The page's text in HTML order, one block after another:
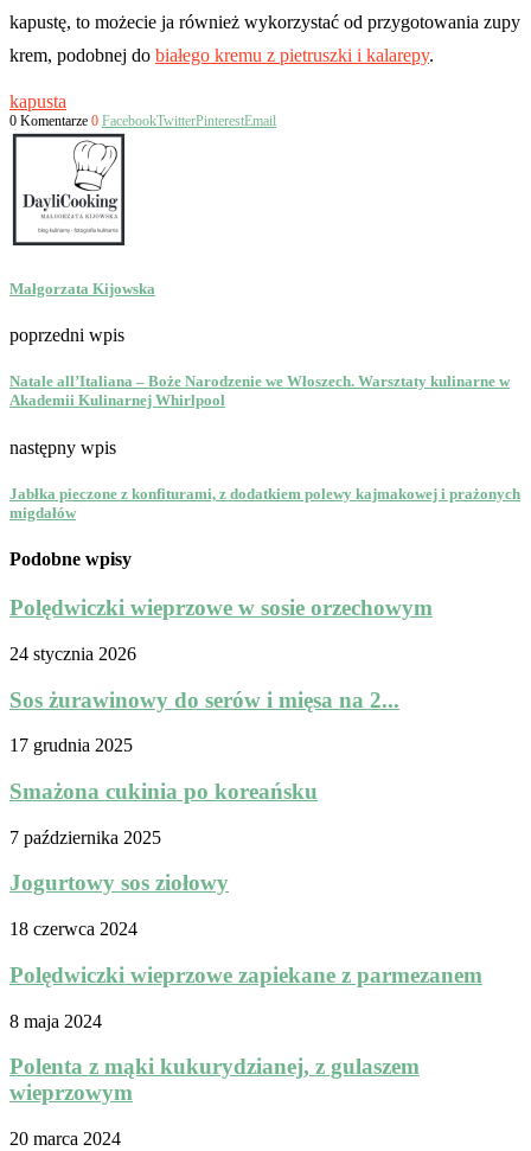
kapustę, to możecie ja również wykorzystać od przygotowania zupy
krem, podobnej do białego kremu z pietruszki i kalarepy.
kapusta
0 Komentarze 0 FacebookTwitterPinterestEmail
Małgorzata Kijowska
poprzedni wpis
Natale all’Italiana – Boże Narodzenie we Włoszech. Warsztaty kulinarne w
Akademii Kulinarnej Whirlpool
następny wpis
Jabłka pieczone z konfiturami, z dodatkiem polewy kajmakowej i prażonych
migdałów
Podobne wpisy
Polędwiczki wieprzowe w sosie orzechowym
24 stycznia 2026
Sos żurawinowy do serów i mięsa na 2...
17 grudnia 2025
Smażona cukinia po koreańsku
7 października 2025
Jogurtowy sos ziołowy
18 czerwca 2024
Polędwiczki wieprzowe zapiekane z parmezanem
8 maja 2024
Polenta z mąki kukurydzianej, z gulaszem
wieprzowym
20 marca 2024